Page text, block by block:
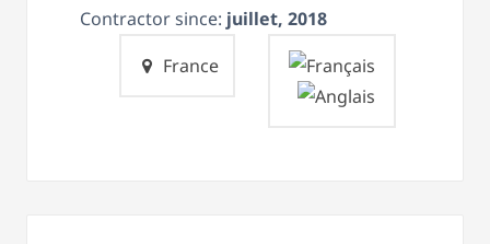
Contractor since: juillet, 2018
France